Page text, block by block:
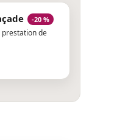
-20 %
de